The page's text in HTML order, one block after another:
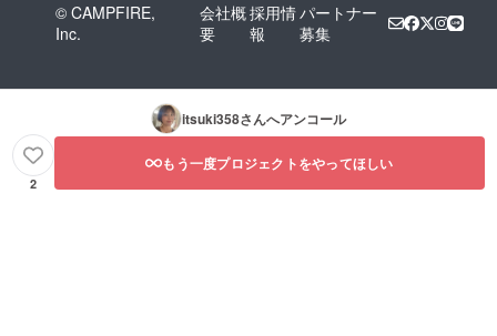
© CAMPFIRE,
Inc.
会社概
要
採用情
報
パートナー
募集
itsuki358さんへアンコール
2
もう一度プロジェクトをやってほしい